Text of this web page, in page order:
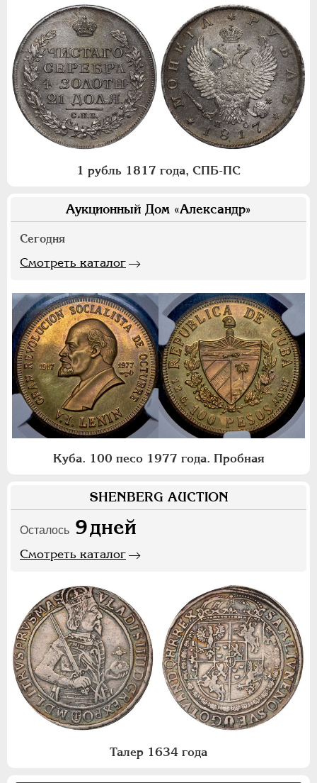
1 рубль 1817 года, СПБ-ПС
Аукционный Дом «Александр»
Сегодня
Смотреть каталог
Куба. 100 песо 1977 года. Пробная
SHENBERG AUCTION
Осталось 9дней
Смотреть каталог
Талер 1634 года